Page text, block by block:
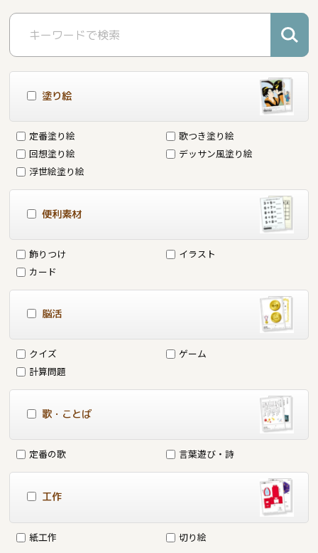
塗り絵
定番塗り絵
歌つき塗り絵
回想塗り絵
デッサン風塗り絵
浮世絵塗り絵
便利素材
飾りつけ
イラスト
カード
脳活
クイズ
ゲーム
計算問題
歌・ことば
定番の歌 言葉遊び・詩
工作
紙工作 切り絵